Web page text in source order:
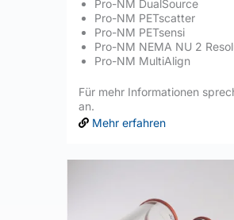
Pro-NM DualSource
Pro-NM PETscatter
Pro-NM PETsensi
Pro-NM NEMA NU 2
Pro-NM MultiAlign
Für mehr Informationen
an.
Mehr erfahren